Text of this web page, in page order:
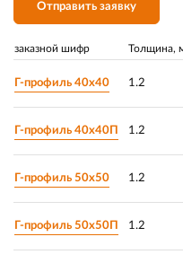
Отправить заявку
заказной шифр Толщина,
Г-профиль 40х40 1.2
Г-профиль 40х40П 1.2
Г-профиль 50х50 1.2
Г-профиль 50х50П 1.2